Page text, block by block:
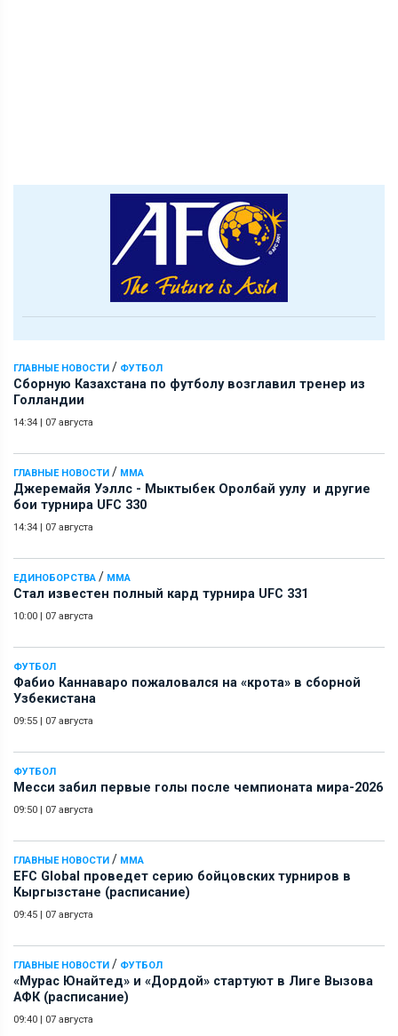
ГЛАВНЫЕ НОВОСТИ / ФУТБОЛ
Сборную Казахстана по футболу возглавил тренер из
Голландии
14:34 | 07 августа
ГЛАВНЫЕ НОВОСТИ / ММА
Джеремайя Уэллс - Мыктыбек Оролбай уулу и другие
бои турнира UFC 330
14:34 | 07 августа
ЕДИНОБОРСТВА / ММА
Стал известен полный кард турнира UFC 331
10:00 | 07 августа
ФУТБОЛ
Фабио Каннаваро пожаловался на «крота» в сборной
Узбекистана
09:55 | 07 августа
ФУТБОЛ
Месси забил первые голы после чемпионата мира-2026
09:50 | 07 августа
ГЛАВНЫЕ НОВОСТИ / ММА
EFC Global проведет серию бойцовских турниров в
Кыргызстане (расписание)
09:45 | 07 августа
ГЛАВНЫЕ НОВОСТИ / ФУТБОЛ
«Мурас Юнайтед» и «Дордой» стартуют в Лиге Вызова
АФК (расписание)
09:40 | 07 августа